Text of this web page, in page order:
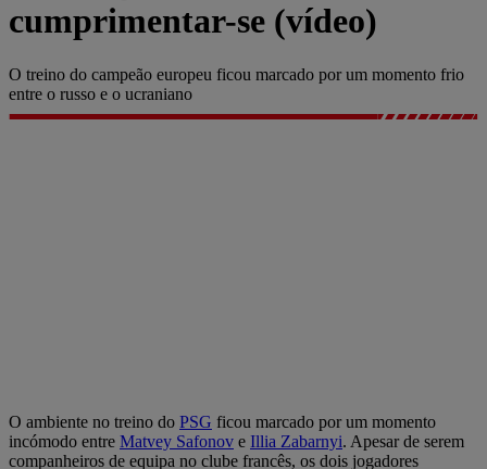
cumprimentar-se (vídeo)
O treino do campeão europeu ficou marcado por um momento frio
entre o russo e o ucraniano
O ambiente no treino do PSG ficou marcado por um momento
incómodo entre Matvey Safonov e Illia Zabarnyi. Apesar de serem
companheiros de equipa no clube francês, os dois jogadores